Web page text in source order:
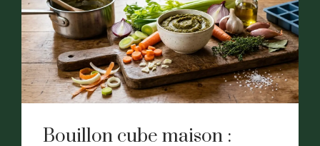
Bouillon cube maison :